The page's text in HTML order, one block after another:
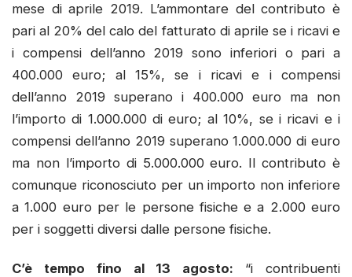
mese di aprile 2019. L’ammontare del contributo è
pari al 20% del calo del fatturato di aprile se i ricavi e
i compensi dell’anno 2019 sono inferiori o pari a
400.000 euro; al 15%, se i ricavi e i compensi
dell’anno 2019 superano i 400.000 euro ma non
l’importo di 1.000.000 di euro; al 10%, se i ricavi e i
compensi dell’anno 2019 superano 1.000.000 di euro
ma non l’importo di 5.000.000 euro. Il contributo è
comunque riconosciuto per un importo non inferiore
a 1.000 euro per le persone fisiche e a 2.000 euro
per i soggetti diversi dalle persone fisiche.
C’è tempo fino al 13 agosto: “i contribuenti